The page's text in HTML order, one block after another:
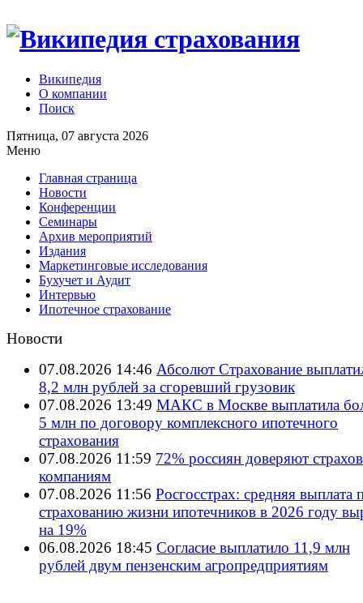
Википедия
О компании
Поиск
Пятница, 07 августа 2026
Меню
Главная страница
Новости
Конференции
Семинары
Архив мероприятий
Издания
Маркетинговые исследования
Бухучет и Аудит
Интервью
Ипотечное страхование
Новости
07.08.2026 14:46 Абсолют Страхование
8,2 млн рублей за сгоревший грузовик
07.08.2026 13:49 МАКС в Москве выплатила
5 млн по договору комплексного ипотечного
страхования
07.08.2026 11:59 72% россиян доверяют
компаниям
07.08.2026 11:56 Росгосстрах: средняя выплата
страхованию жизни ипотечников в 2026 году
на 19%
06.08.2026 18:45 Согласие выплатило 11,9 млн
рублей двум пензенским агропредприятиям